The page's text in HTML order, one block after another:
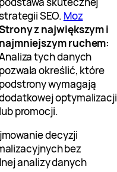
SEO. Moz
z największym i
najmniejszym ruchem:
tych danych
pozwala określić, które
podstrony wymagają
optymalizacji
lub promocji.
decyzji
bez
analizy danych